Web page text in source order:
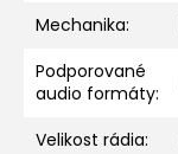
Mechanika:
Podporované
audio formáty:
Velikost rádia: